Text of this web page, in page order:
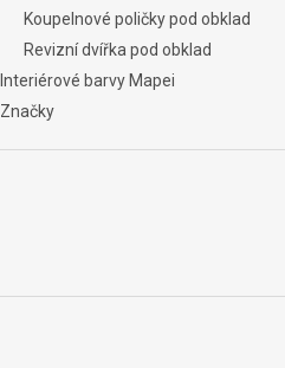
Koupelnové poličky pod obklad
Revizní dvířka pod obklad
Interiérové barvy Mapei
Značky